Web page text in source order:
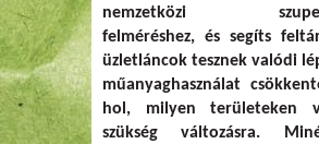
nemzetközi
felméréshez, és segíts
üzletláncok tesznek valódi
műanyaghasználat
hol, milyen területeken
szükség változásra.